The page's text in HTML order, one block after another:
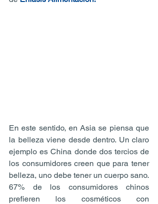
En este sentido, en Asia se piensa que
la belleza viene desde dentro. Un claro
ejemplo es China donde dos tercios de
los consumidores creen que para tener
belleza, uno debe tener un cuerpo sano.
67% de los consumidores chinos
prefieren los cosméticos con